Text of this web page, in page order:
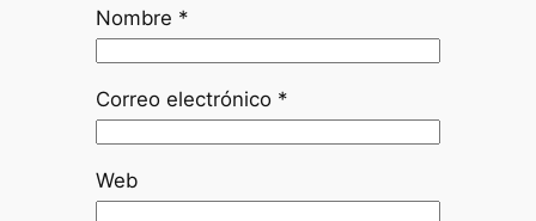
Nombre *
Correo electrónico *
Web